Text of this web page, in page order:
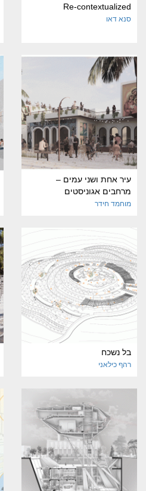
Re-contextualized
סנא דאו
עיר אחת ושני עמים –
מרחבים אגוניסטים
מוחמד חידר
בל נשכח
רהף כילאני